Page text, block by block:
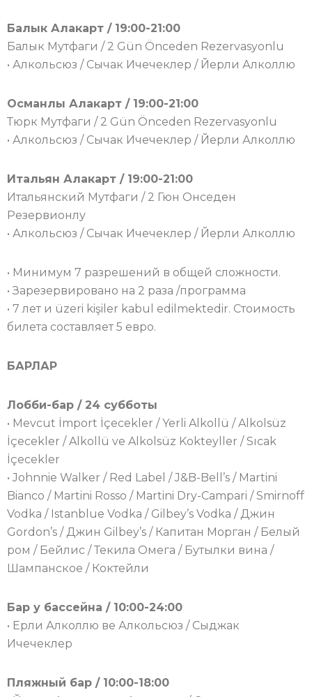
Балык Алакарт / 19:00-21:00
Балык Мутфаги / 2 Gün Önceden Rezervasyonlu
• Алкольсюз / Сычак Ичечеклер / Йерли Алколлю
Османлы Алакарт / 19:00-21:00
Тюрк Мутфаги / 2 Gün Önceden Rezervasyonlu
• Алкольсюз / Сычак Ичечеклер / Йерли Алколлю
Итальян Алакарт / 19:00-21:00
Итальянский Мутфаги / 2 Гюн Онседен
Резервионлу
• Алкольсюз / Сычак Ичечеклер / Йерли Алколлю
• Минимум 7 разрешений в общей сложности.
• Зарезервировано на 2 раза /программа
• 7 лет и üzeri kişiler kabul edilmektedir. Стоимость
билета составляет 5 евро.
БАРЛАР
Лобби-бар / 24 субботы
• Mevcut İmport İçecekler / Yerli Alkollü / Alkolsüz
İçecekler / Alkollü ve Alkolsüz Kokteyller / Sıcak
İçecekler
• Johnnie Walker / Red Label / J&B-Bell’s / Martini
Bianco / Martini Rosso / Martini Dry-Campari / Smirnoff
Vodka / Istanblue Vodka / Gilbey’s Vodka / Джин
Gordon’s / Джин Gilbey’s / Капитан Морган / Белый
ром / Бейлис / Текила Омега / Бутылки вина /
Шампанское / Коктейли
Бар у бассейна / 10:00-24:00
• Ерли Алколлю ве Алкольсюз / Сыджак
Ичечеклер
Пляжный бар / 10:00-18:00